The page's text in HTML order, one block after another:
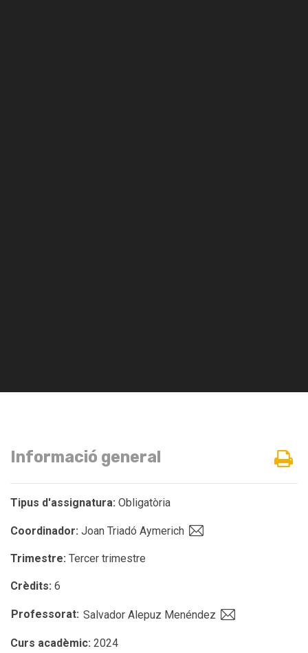
Informació general
Tipus d'assignatura: Obligatòria
Coordinador: Joan Triadó Aymerich
Trimestre: Tercer trimestre
Crèdits: 6
Professorat: Salvador Alepuz Menéndez
Curs acadèmic: 2024